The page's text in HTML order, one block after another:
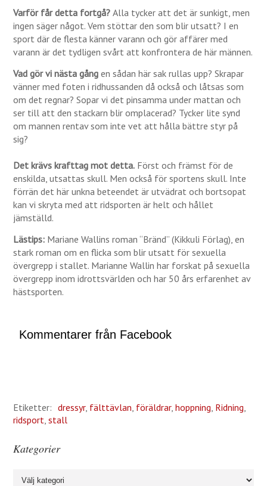
Varför får detta fortgå?Alla tycker att det är sunkigt, men
ingen säger något. Vem stöttar den som blir utsatt? I en
sport där de flesta känner varann och gör affärer med
varann är det tydligen svårt att konfrontera de här männen.
Vad gör vi nästa gången sådan här sak rullas upp? Skrapar
vänner med foten i ridhussanden då också och låtsas som
om det regnar? Sopar vi det pinsamma under mattan och
ser till att den stackarn blir omplacerad? Tycker lite synd
om mannen rentav som inte vet att hålla bättre styr på
sig?
Det krävs krafttag mot detta. Först och främst för de
enskilda, utsattas skull. Men också för sportens skull. Inte
förrän det här unkna beteendet är utvädrat och bortsopat
kan vi skryta med att ridsporten är helt och hållet
jämställd.
Lästips: Mariane Wallins roman “Bränd” (Kikkuli Förlag), en
stark roman om en flicka som blir utsatt för sexuella
övergrepp i stallet. Marianne Wallin har forskat på sexuella
övergrepp inom idrottsvärlden och har 50 års erfarenhet av
hästsporten.
Kommentarer från Facebook
Etiketter: dressyr, fälttävlan, föräldrar,hoppning, Ridning,
ridsport,stall
Kategorier